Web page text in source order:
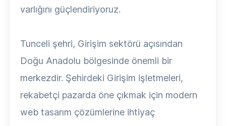
varlığını güçlendiriyoruz.
Tunceli şehri, Girişim sektörü açısından
Doğu Anadolu bölgesinde önemli bir
merkezdir. Şehirdeki Girişim işletmeleri,
rekabetçi pazarda öne çıkmak için modern
web tasarım çözümlerine ihtiyaç